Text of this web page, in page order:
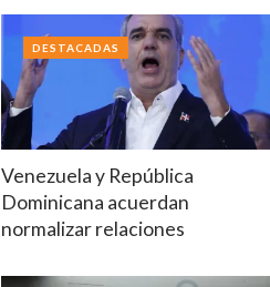
Venezuela y República
Dominicana acuerdan
normalizar relaciones
DESTACADAS